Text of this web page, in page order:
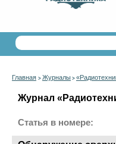
Главная > Журналы >
Журнал
Статья в номере: